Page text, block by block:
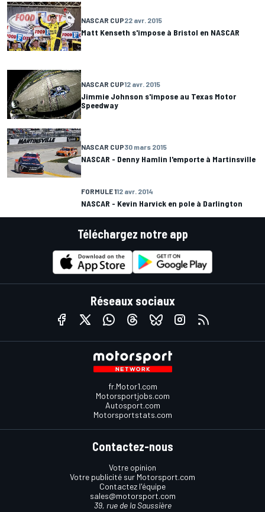
NASCAR CUP22 avr. 2015
Matt Kenseth s'impose à Bristol en NASCAR
NASCAR CUP12 avr. 2015
Jimmie Johnson s'impose au Texas Motor
Speedway
NASCAR CUP30 mars 2015
NASCAR - Denny Hamlin l'emporte à Martinsville
FORMULE 112 avr. 2014
NASCAR - Kevin Harvick en pole à Darlington
Téléchargez notre app
Réseaux sociaux
fr.Motor1.com
Motorsportjobs.com
Autosport.com
Motorsportstats.com
Contactez-nous
Votre opinion
Votre publicité sur Motorsport.com
Contactez l'équipe
sales@motorsport.com
39, rue de la Saussière